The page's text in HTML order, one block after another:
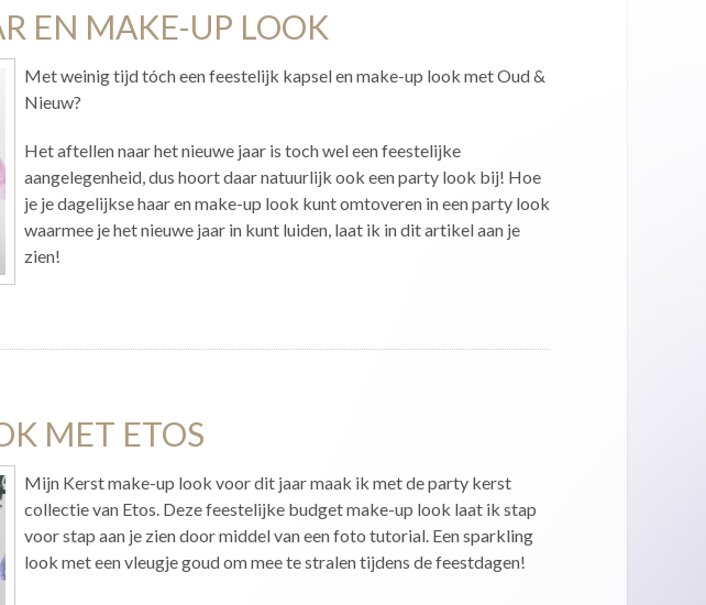
EN MAKE-UP LOOK
Met weinig tijd tóch een feestelijk kapsel en make-up look met Oud &
Nieuw?
Het aftellen naar het nieuwe jaar is toch wel een feestelijke
aangelegenheid, dus hoort daar natuurlijk ook een party look bij! Hoe
je je dagelijkse haar en make-up look kunt omtoveren in een party look
waarmee je het nieuwe jaar in kunt luiden, laat ik in dit artikel aan je
zien!
MET ETOS
Mijn Kerst make-up look voor dit jaar maak ik met de party kerst
collectie van Etos. Deze feestelijke budget make-up look laat ik stap
voor stap aan je zien door middel van een foto tutorial. Een sparkling
look met een vleugje goud om mee te stralen tijdens de feestdagen!